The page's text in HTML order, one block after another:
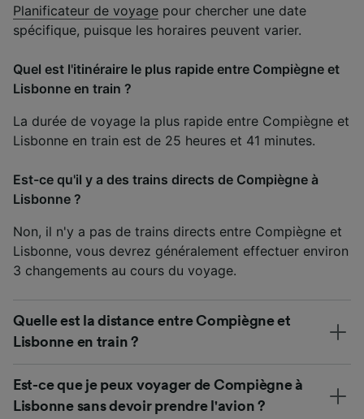
Planificateur de voyage pour chercher une date
spécifique, puisque les horaires peuvent varier.
Quel est l'itinéraire le plus rapide entre Compiègne et
Lisbonne en train ?
La durée de voyage la plus rapide entre Compiègne et
Lisbonne en train est de 25 heures et 41 minutes.
Est-ce qu'il y a des trains directs de Compiègne à
Lisbonne ?
Non, il n'y a pas de trains directs entre Compiègne et
Lisbonne, vous devrez généralement effectuer environ
3 changements au cours du voyage.
Quelle est la distance entre Compiègne et
Lisbonne en train ?
Est-ce que je peux voyager de Compiègne à
Lisbonne sans devoir prendre l'avion ?